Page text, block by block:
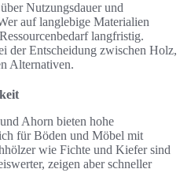
Nutzungsdauer und
auf langlebige Materialien
langfristig.
der Entscheidung zwischen Holz,
Alternativen.
Ahorn bieten hohe
für Böden und Möbel mit
wie Fichte und Kiefer sind
zeigen aber schneller